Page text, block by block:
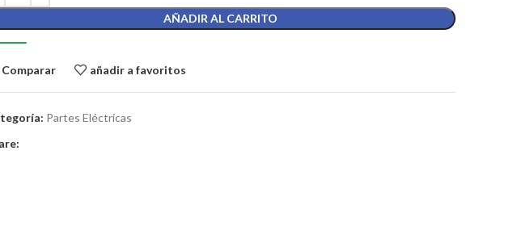
AÑADIR AL CARRITO
Comparar añadir a favoritos
Partes Eléctricas